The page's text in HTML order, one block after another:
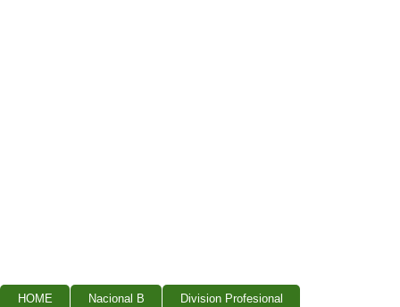
HOME Nacional B Division Profesional